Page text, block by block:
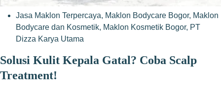
Jasa Maklon Terpercaya, Maklon Bodycare Bogor, Maklon
Bodycare dan Kosmetik, Maklon Kosmetik Bogor, PT
Dizza Karya Utama
Solusi Kulit Kepala Gatal? Coba Scalp
Treatment!